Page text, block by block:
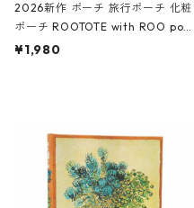
2026新作 ポーチ 旅行ポーチ 化粧
ポーチ ROOTOTE with ROO pou
ch 3532 ルートート WR.ポーチ.ラ
¥1,980